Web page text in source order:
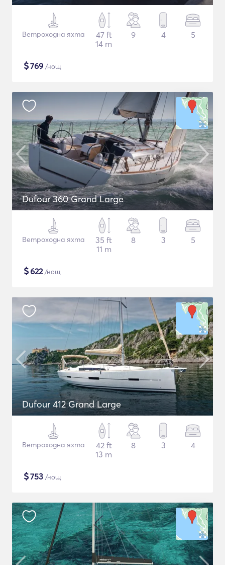
Ветроходна яхта
47 ft
14 m
9 4 5
$769 /нощ
Dufour 360 Grand Large
Ветроходна яхта
35 ft
11 m
8 3 5
$622/нощ
Dufour 412 Grand Large
Ветроходна яхта
42 ft
13 m
8 3 4
$753 /нощ